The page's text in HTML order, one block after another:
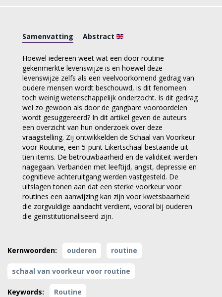
Samenvatting Abstract
Hoewel iedereen weet wat een door routine
gekenmerkte levenswijze is en hoewel deze
levenswijze zelfs als een veelvoorkomend gedrag van
oudere mensen wordt beschouwd, is dit fenomeen
toch weinig wetenschappelijk onderzocht. Is dit gedrag
wel zo gewoon als door de gangbare vooroordelen
wordt gesuggereerd? In dit artikel geven de auteurs
een overzicht van hun onderzoek over deze
vraagstelling. Zij ontwikkelden de Schaal van Voorkeur
voor Routine, een 5-punt Likertschaal bestaande uit
tien items. De betrouwbaarheid en de validiteit werden
nagegaan. Verbanden met leeftijd, angst, depressie en
cognitieve achteruitgang werden vastgesteld. De
uitslagen tonen aan dat een sterke voorkeur voor
routines een aanwijzing kan zijn voor kwetsbaarheid
die zorgvuldige aandacht verdient, vooral bij ouderen
die geïnstitutionaliseerd zijn.
Kernwoorden: ouderen routine
schaal van voorkeur voor routine
Keywords: Routine